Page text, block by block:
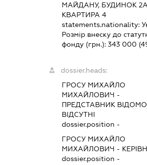
МАЙДАНУ, БУДИНОК
КВАРТИРА 4
statements.nationality:
Розмір внеску до
фонду (грн.):343 000
dossier.heads:
ГРОСУ МИХАЙЛО
МИХАЙЛОВИЧ -
ПРЕДСТАВНИК
ВІДСУТНІ
dossier.position -
ГРОСУ МИХАЙЛО
МИХАЙЛОВИЧ -
dossier.position -